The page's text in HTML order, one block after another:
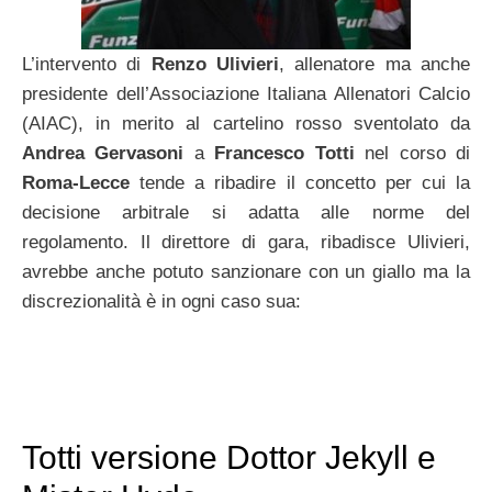
L’intervento di Renzo Ulivieri, allenatore ma anche
presidente dell’Associazione Italiana Allenatori Calcio
(AIAC), in merito al cartelino rosso sventolato da
Andrea Gervasoni aFrancesco Totti nel corso di
Roma-Lecce tende a ribadire il concetto per cui la
decisione arbitrale si adatta alle norme del
regolamento. Il direttore di gara, ribadisce Ulivieri,
avrebbe anche potuto sanzionare con un giallo ma la
discrezionalità è in ogni caso sua:
Totti versione Dottor Jekyll e